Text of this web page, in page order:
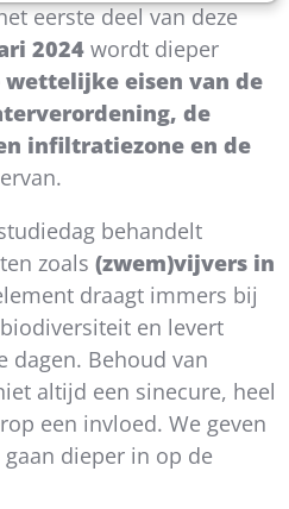
eerste deel van deze
2024 wordt dieper
wettelijke eisen van de
de
infiltratiezone en de
ervan.
behandelt
zoals (zwem)vijvers in
draagt immers bij
en levert
dagen. Behoud van
altijd een sinecure, heel
een invloed. We geven
dieper in op de